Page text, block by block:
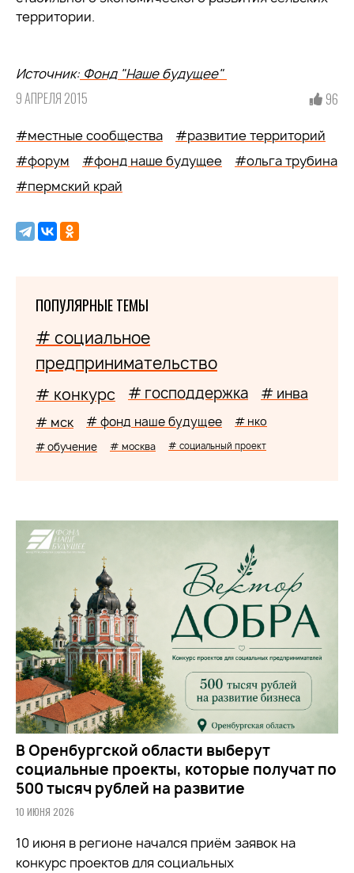
территории.
Источник: Фонд "Наше будущее"
9 АПРЕЛЯ 2015 96
#местные сообщества
#развитие территорий
#форум
#фонд наше будущее
#ольга трубина
#пермский край
ПОПУЛЯРНЫЕ ТЕМЫ
# социальное
предпринимательство
# конкурс # господдержка # инва
# мск # фонд наше будущее # нко
# обучение # москва # социальный проект
В Оренбургской области выберут
социальные проекты, которые получат по
500 тысяч рублей на развитие
10 ИЮНЯ 2026
10 июня в регионе начался приём заявок на
конкурс проектов для социальных